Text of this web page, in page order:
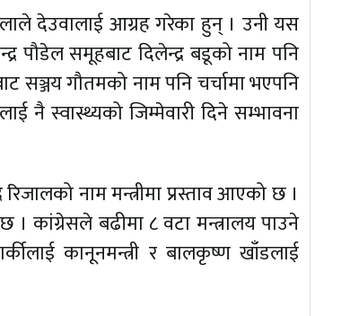
देउवालाई आग्रह गरेका हुन् । उनी यस
पौडेल समूहबाट दिलेन्द्र बडूको नाम पनि
सञ्जय गौतमको नाम पनि चर्चामा भएपनि
नै स्वास्थ्यको जिम्मेवारी दिने सम्भावना
नाम मन्त्रीमा प्रस्ताव आएको छ ।
। कांग्रेसले बढीमा ८ वटा मन्त्रालय पाउने
कानूनमन्त्री र बालकृष्ण खाँडलाई